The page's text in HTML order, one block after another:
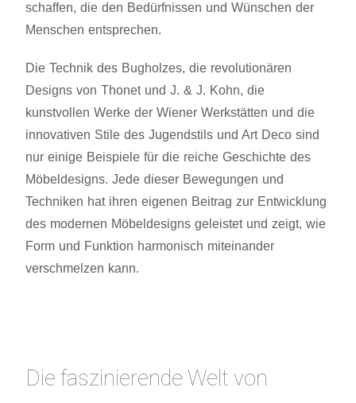
schaffen, die den Bedürfnissen und Wünschen der
Menschen entsprechen.
Die Technik des Bugholzes, die revolutionären
Designs von Thonet und J. & J. Kohn, die
kunstvollen Werke der Wiener Werkstätten und die
innovativen Stile des Jugendstils und Art Deco sind
nur einige Beispiele für die reiche Geschichte des
Möbeldesigns. Jede dieser Bewegungen und
Techniken hat ihren eigenen Beitrag zur Entwicklung
des modernen Möbeldesigns geleistet und zeigt, wie
Form und Funktion harmonisch miteinander
verschmelzen kann.
Die faszinierende Welt von